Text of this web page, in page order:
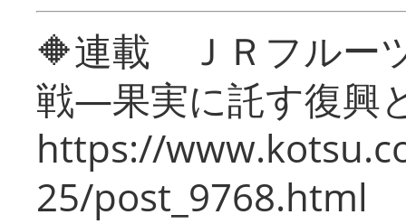
🔶連載 ＪＲフルー
戦―果実に託す復興
https://
25/post_9768.html